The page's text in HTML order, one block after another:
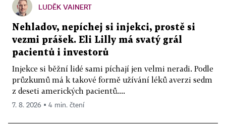
LUDĚK VAINERT
Nehladov, nepíchej si injekci, prostě si
vezmi prášek. Eli Lilly má svatý grál
pacientů i investorů
Injekce si běžní lidé sami píchají jen velmi neradi. Podle
průzkumů má k takové formě užívání léků averzi sedm
z deseti amerických pacientů....
7. 8. 2026 ▪ 4 min. čtení